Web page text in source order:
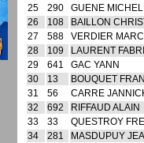
25
290
GUENE MICHEL
26
108
BAILLON
27
588
VERDIER MARC
28
109
LAURENT
29
641
GAC YANN
30
13
BOUQUET
31
56
CARRE
32
692
RIFFAUD ALAIN
33
33
QUESTROY
34
281
MASDUPUY